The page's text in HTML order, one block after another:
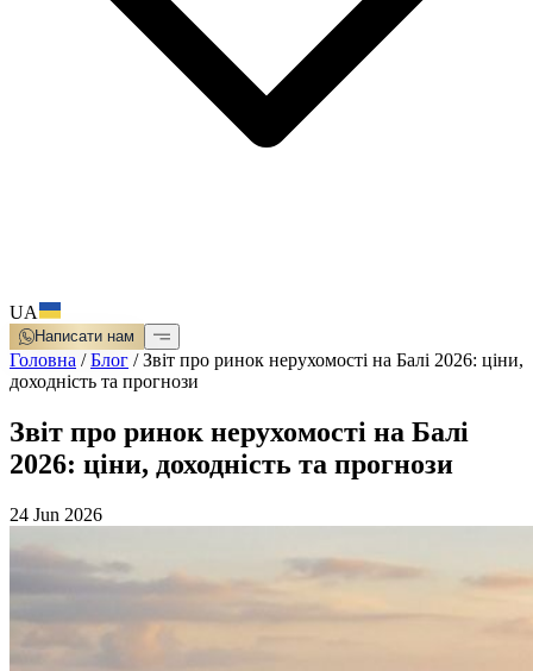
UA
Написати нам
Головна /Блог /Звіт про ринок нерухомості на Балі 2026: ціни,
доходність та прогнози
Звіт про ринок нерухомості на Балі
2026: ціни, доходність та прогнози
24 Jun 2026